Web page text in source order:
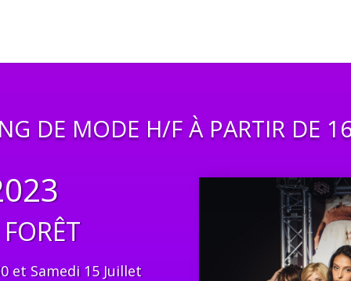
DE MODE H/F À PARTIR DE
et Samedi 15 Juillet